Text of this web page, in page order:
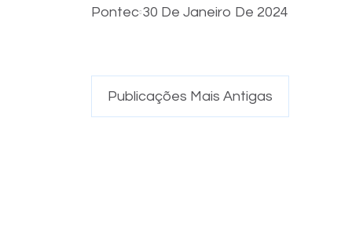
Pontec 30 De Janeiro De 2024
Publicações Mais Antigas